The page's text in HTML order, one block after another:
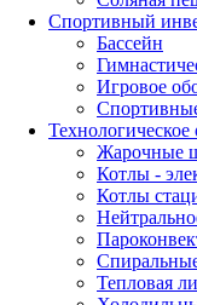
Спортивный
Бассейн
Игровое
Технологическое
Жарочные
Котлы -
Котлы
Тепловая